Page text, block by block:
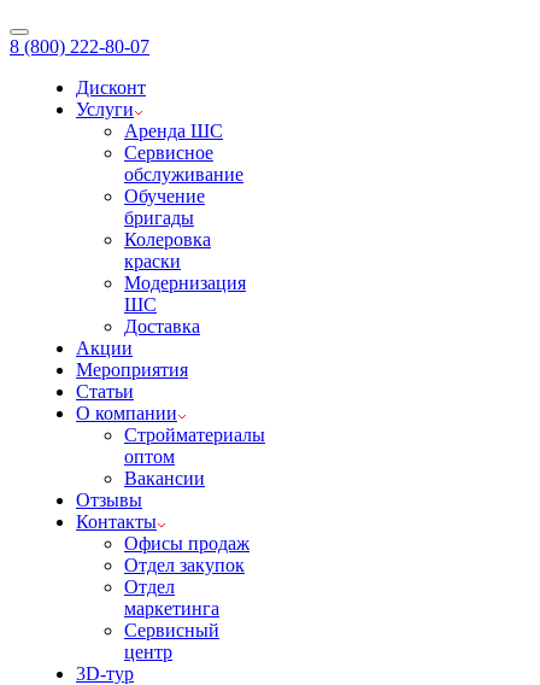
8 (800) 222-80-07
Дисконт
Услуги
Аренда ШС
Сервисное
обслуживание
Обучение
бригады
Колеровка
краски
Модернизация
ШС
Доставка
Акции
Мероприятия
Статьи
О компании
Стройматериалы
оптом
Вакансии
Отзывы
Контакты
Офисы продаж
Отдел закупок
Отдел
маркетинга
Сервисный
центр
3D-тур